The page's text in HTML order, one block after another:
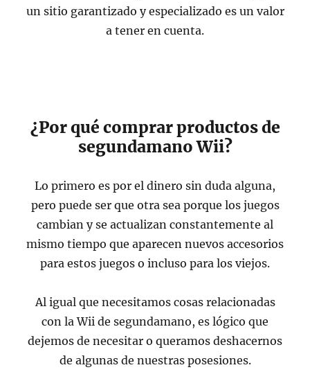
un sitio garantizado y especializado es un valor
a tener en cuenta.
¿Por qué comprar productos de
segundamano Wii?
Lo primero es por el dinero sin duda alguna,
pero puede ser que otra sea porque los juegos
cambian y se actualizan constantemente al
mismo tiempo que aparecen nuevos accesorios
para estos juegos o incluso para los viejos.
Al igual que necesitamos cosas relacionadas
con la Wii de segundamano, es lógico que
dejemos de necesitar o queramos deshacernos
de algunas de nuestras posesiones.